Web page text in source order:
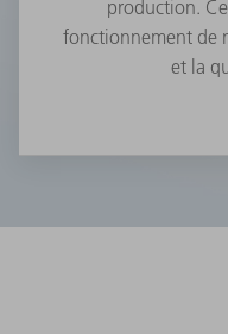
production.
fonctionnement de
et la